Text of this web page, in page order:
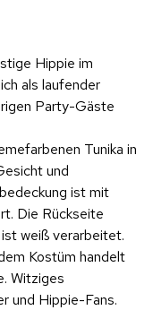
Hippie im
als laufender
Party-Gäste
Tunika in
und
ist mit
Die Rückseite
weiß verarbeitet.
Kostüm handelt
Witziges
und Hippie-Fans.